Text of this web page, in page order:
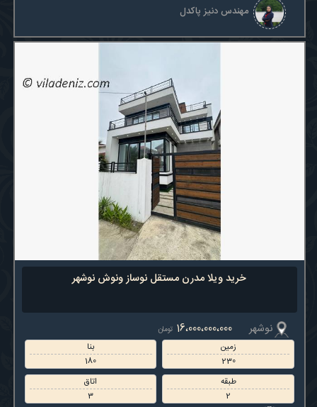
مهندس دنیز پاکدل
خرید ویلا مدرن مستقل نوساز ونوش نوشهر
نوشهر 16،000،000،000 تومان
زمین
230
بنا
180
طبقه
2
اتاق
3